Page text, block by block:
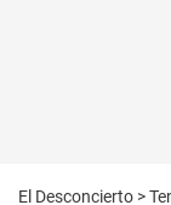
El Desconcierto >